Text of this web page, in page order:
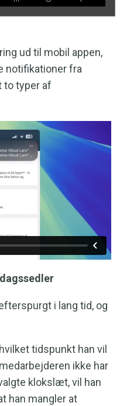
ud til mobil appen,
notifikationer fra
to typer af
i lang tid, og
tidspunkt han vil
ikke har
klokslæt, vil han
han mangler at